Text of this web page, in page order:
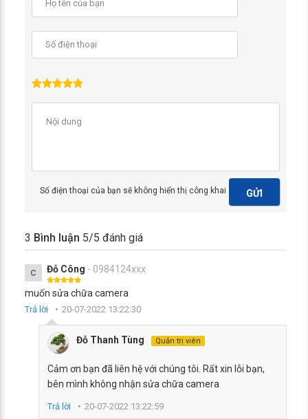
Số điện thoại của bạn sẽ không hiển thị công khai GỬI
3 Bình luận 5/5 đánh giá
C Đỗ Công - 0984124xxx
muốn sửa chữa camera
Trả lời 20-07-2022 13:22:30
Đỗ Thanh Tùng Quản trị viên
Cảm ơn bạn đã liên hệ với chúng tôi. Rất xin lỗi bạn,
bên mình không nhận sửa chữa camera
Trả lời 20-07-2022 13:22:59